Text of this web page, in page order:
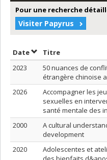
Pour une recherche
Visiter Papyrus
DateTrier par date en
Titre
2023
50 nuances de
étrangère chinoise
2026
Accompagner les
sexuelles en
santé mentale des
2000
A cultural
development
2020
Adolescentes et